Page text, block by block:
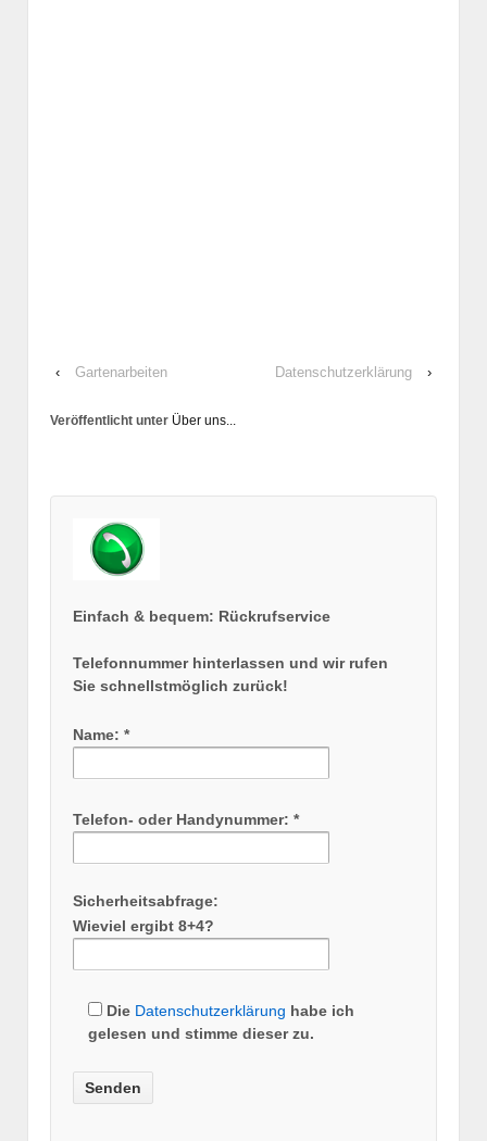
‹ Gartenarbeiten Datenschutzerklärung ›
Veröffentlicht unter Über uns...
Einfach & bequem: Rückrufservice
Telefonnummer hinterlassen und wir rufen
Sie schnellstmöglich zurück!
Name: *
Telefon- oder Handynummer: *
Sicherheitsabfrage:
Wieviel ergibt 8+4?
Die Datenschutzerklärung habe ich
gelesen und stimme dieser zu.